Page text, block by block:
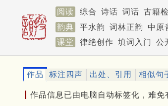
阅读 综合 诗话 词话 古籍
韵典
平水韵 词林正韵 中原
课堂
律绝创作 填词入门 公
作品 标注四声 出处、引用 相似句
作品信息已由电脑自动标签化，难免